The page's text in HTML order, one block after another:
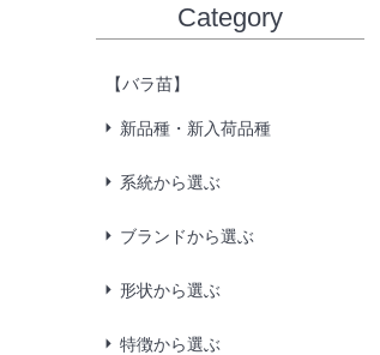
Category
【バラ苗】
新品種・新入荷品種
系統から選ぶ
ブランドから選ぶ
形状から選ぶ
特徴から選ぶ